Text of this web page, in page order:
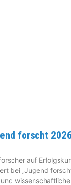
forscht
auf
bei „Jugend